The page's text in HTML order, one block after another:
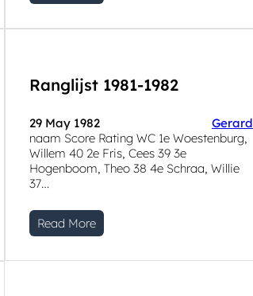
Ranglijst 1981-1982
29 May 1982
Gerard
naam Score Rating WC 1e Woestenburg,
Willem 40 2e Fris, Cees 39 3e
Hogenboom, Theo 38 4e Schraa, Willie
37…
Read More